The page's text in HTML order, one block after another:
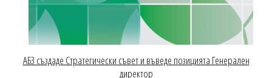
АБЗ създаде Стратегически съвет и въведе позицията Генерален
директор